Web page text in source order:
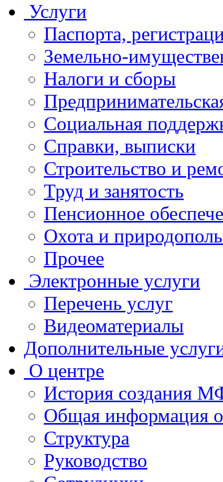
Услуги
Паспорта,
Земельно-
Налоги и сборы
Социальная
Справки, выписки
Строительство и
Труд и занятость
Пенсионное
Охота и
Прочее
Электронные услуги
Перечень услуг
Видеоматериалы
Дополнительные
О центре
История создания
Общая
Структура
Руководство